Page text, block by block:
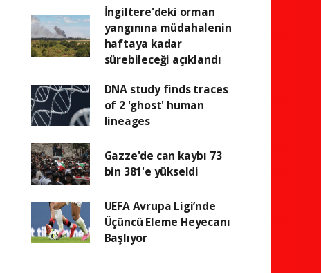
İngiltere'deki orman
yangınına müdahalenin
haftaya kadar
sürebileceği açıklandı
DNA study finds traces
of 2 'ghost' human
lineages
Gazze'de can kaybı 73
bin 381'e yükseldi
UEFA Avrupa Ligi’nde
Üçüncü Eleme Heyecanı
Başlıyor